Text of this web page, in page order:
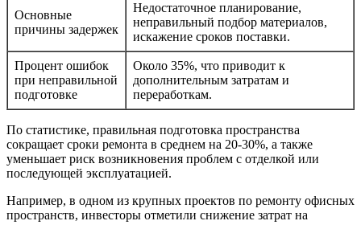
Основные
причины задержек
Недостаточное планирование,
неправильный подбор материалов,
искажение сроков поставки.
Процент ошибок
при неправильной
подготовке
Около 35%, что приводит к
дополнительным затратам и
переработкам.
По статистике, правильная подготовка пространства
сокращает сроки ремонта в среднем на 20-30%, а также
уменьшает риск возникновения проблем с отделкой или
последующей эксплуатацией.
Например, в одном из крупных проектов по ремонту офисных
пространств, инвесторы отметили снижение затрат на